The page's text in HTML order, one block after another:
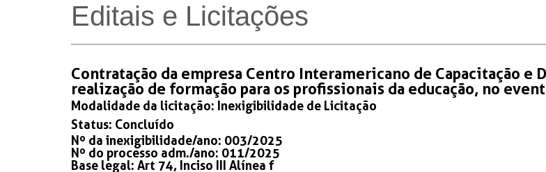
Editais e Licitações
Contratação da empresa Centro Interamericano de Capacitação e
realização de formação para os profissionais da educação, no
Modalidade da licitação: Inexigibilidade de Licitação
Status: Concluído
Nº da inexigibilidade/ano: 003/2025
Nº do processo adm./ano: 011/2025
Base legal: Art 74, Inciso III Alínea f